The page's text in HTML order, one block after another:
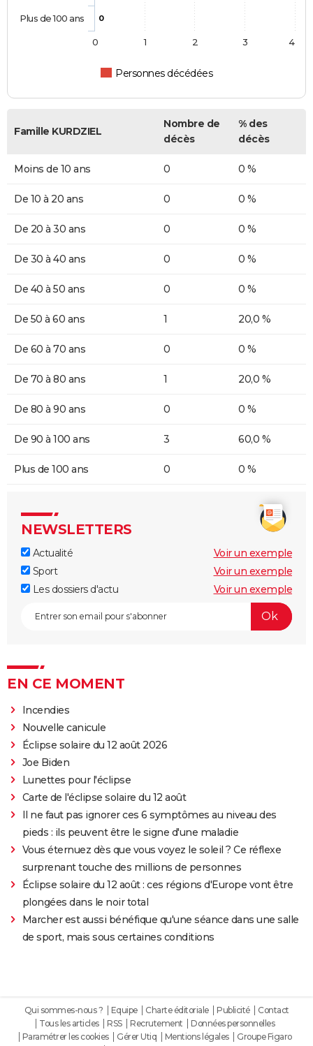
0
Personnes décédées
Plus de 100 ans
0 1 2 3 4
Famille KURDZIEL
Nombre de
décès
% des
décès
Moins de 10 ans 0 0 %
De 10 à 20 ans 0 0 %
De 20 à 30 ans 0 0 %
De 30 à 40 ans 0 0 %
De 40 à 50 ans 0 0 %
De 50 à 60 ans 1 20,0 %
De 60 à 70 ans 0 0 %
De 70 à 80 ans 1 20,0 %
De 80 à 90 ans 0 0 %
De 90 à 100 ans 3 60,0 %
Plus de 100 ans 0 0 %
NEWSLETTERS
Actualité
Voir un exemple
Sport
Voir un exemple
Les dossiers d'actu
Voir un exemple
EN CE MOMENT
Incendies
Nouvelle canicule
Éclipse solaire du 12 août 2026
Joe Biden
Lunettes pour l'éclipse
Carte de l'éclipse solaire du 12 août
Il ne faut pas ignorer ces 6 symptômes au niveau des
pieds : ils peuvent être le signe d'une maladie
Vous éternuez dès que vous voyez le soleil ? Ce réflexe
surprenant touche des millions de personnes
Éclipse solaire du 12 août : ces régions d'Europe vont être
plongées dans le noir total
Marcher est aussi bénéfique qu'une séance dans une salle
de sport, mais sous certaines conditions
Qui sommes-nous ? Equipe Charte éditoriale Publicité
Contact
Tous les articles
RSS Recrutement
Données personnelles
Paramétrer les cookies
Gérer Utiq Mentions légales
Groupe Figaro